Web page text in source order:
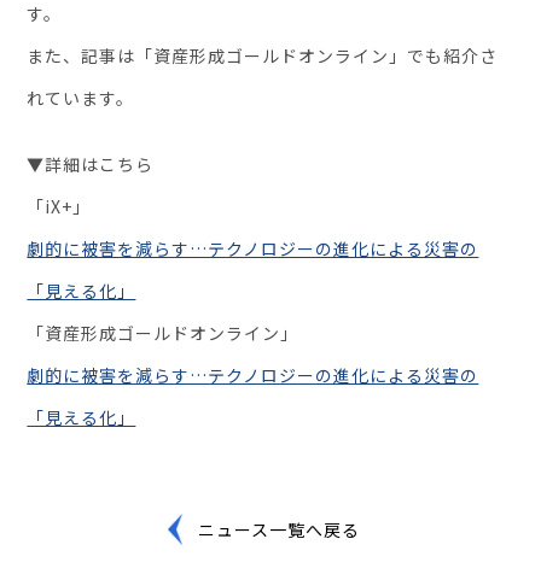
す。
また、記事は「資産形成ゴールドオンライン」でも紹介さ
れています。
▼詳細はこちら
「iX+」
劇的に被害を減らす…テクノロジーの進化による災害の
「見える化」
「資産形成ゴールドオンライン」
劇的に被害を減らす…テクノロジーの進化による災害の
「見える化」
ニュース一覧へ戻る